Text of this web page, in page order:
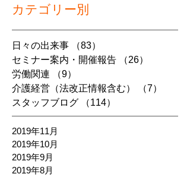
カテゴリー別
日々の出来事 （83）
セミナー案内・開催報告
（26）
労働関連
（9）
介護経営（法改正情報含む）
（7）
スタッフブログ
（114）
2019年11月
2019年10月
2019年9月
2019年8月